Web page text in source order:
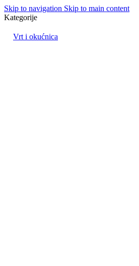
Skip to navigation Skip to main content
Kategorije
Vrt i okućnica